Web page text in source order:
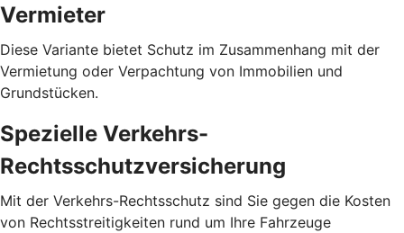
Vermieter
Diese Variante bietet Schutz im Zusammenhang mit der
Vermietung oder Verpachtung von Immobilien und
Grundstücken.
Spezielle Verkehrs-
Rechtsschutzversicherung
Mit der Verkehrs-Rechtsschutz sind Sie gegen die Kosten
von Rechtsstreitigkeiten rund um Ihre Fahrzeuge